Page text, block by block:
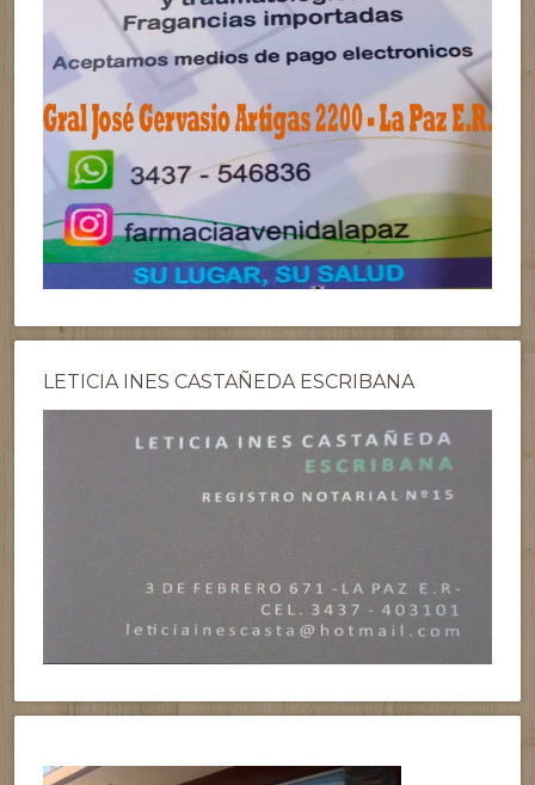
LETICIA INES CASTAÑEDA ESCRIBANA